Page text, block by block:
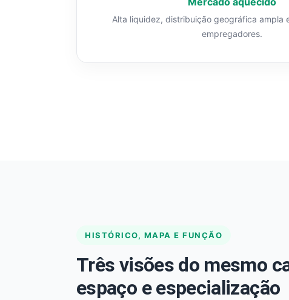
Alta liquidez, distribuição geográfica ampla
empregadores.
HISTÓRICO, MAPA E FUNÇÃO
Três visões do mesmo
espaço e especialização